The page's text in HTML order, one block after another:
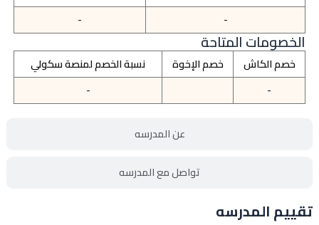
عن المدرسه
تواصل مع المدرسه
-
-
الخصومات المتاحة
خصم الكاش خصم الإخوة
نسبة الخصم لمنصة سكولي
-
-
تقييم المدرسه